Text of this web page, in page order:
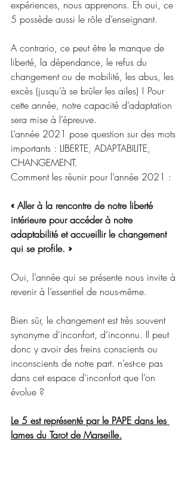
expériences, nous apprenons. Eh oui, ce
5 possède aussi le rôle d’enseignant.
A contrario, ce peut être le manque de
liberté, la dépendance, le refus du
changement ou de mobilité, les abus, les
excès (jusqu’à se brûler les ailes) ! Pour
cette année, notre capacité d’adaptation
sera mise à l’épreuve.
L’année 2021 pose question sur des mots
importants : LIBERTE, ADAPTABILITE,
CHANGEMENT.
Comment les réunir pour l’année 2021 :
« Aller à la rencontre de notre liberté
intérieure pour accéder à notre
adaptabilité et accueillir le changement
qui se profile. »
Oui, l’année qui se présente nous invite à
revenir à l’essentiel de nous-même.
Bien sûr, le changement est très souvent
synonyme d’inconfort, d’inconnu. Il peut
donc y avoir des freins conscients ou
inconscients de notre part. n’est-ce pas
dans cet espace d’inconfort que l’on
évolue ?
Le 5 est représenté par le PAPE dans les
lames du Tarot de Marseille.